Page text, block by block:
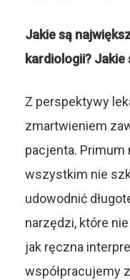
Jakie są
kardiologii?
Z perspektywy
zmartwieniem
pacjenta. Primum
wszystkim nie
udowodnić
narzędzi, które
jak ręczna
współpracujemy